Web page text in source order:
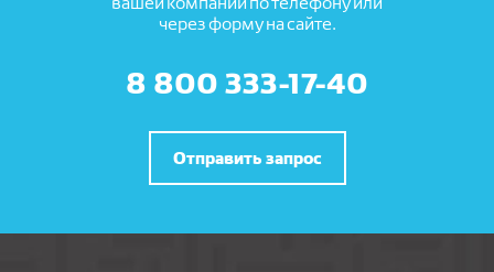
через форму на сайте.
8 800 333-17-40
Отправить запрос